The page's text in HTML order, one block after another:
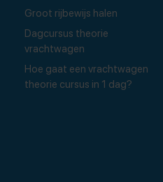
Groot rijbewijs halen
Dagcursus theorie
vrachtwagen
Hoe gaat een vrachtwagen
theorie cursus in 1 dag?